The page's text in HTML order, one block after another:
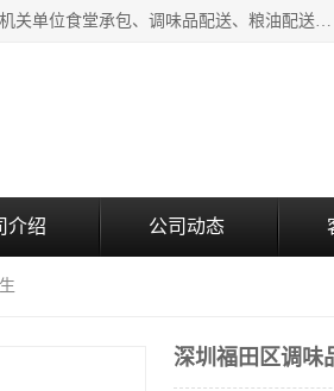
东莞市康隆膳食管理有限公司主要从事：蔬菜配送、食堂承包、企业工厂食堂承包、机关单位食堂承包、调味品配送、粮油配送、干货配送、副食配送、水果配送、海鲜配送等业务，东莞蔬菜配送电话，咨询在线客服。
介绍 公司动态
深圳福田区调味